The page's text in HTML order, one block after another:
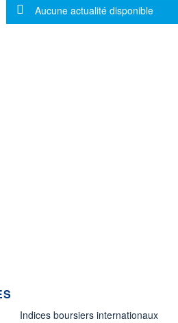
Message d'information
Aucune actualité disponible
Indices boursiers internationaux